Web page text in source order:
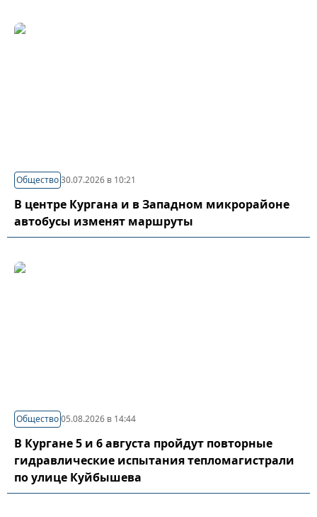
Общество30.07.2026 в 10:21
В центре Кургана и в Западном микрорайоне
автобусы изменят маршруты
Общество05.08.2026 в 14:44
В Кургане 5 и 6 августа пройдут повторные
гидравлические испытания тепломагистрали
по улице Куйбышева